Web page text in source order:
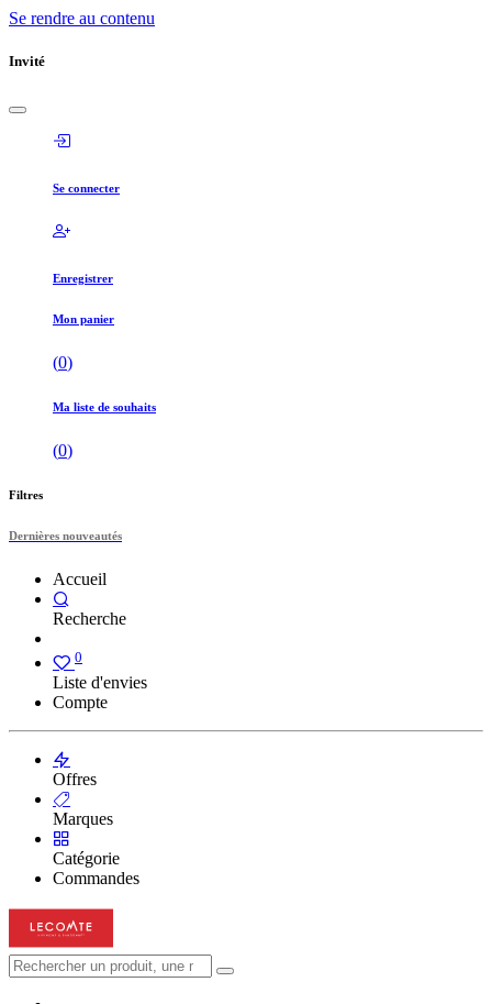
Se rendre au contenu
Invité
Se connecter
Enregistrer
Mon panier
(0)
Ma liste de souhaits
(0)
Filtres
Dernières nouveautés
Accueil
Recherche
0
Liste d'envies
Compte
Offres
Marques
Catégorie
Commandes